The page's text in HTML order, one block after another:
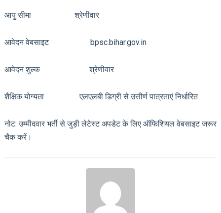
आयु सीमा श्रेणीवार
आवेदन वेबसाइट bpsc.bihar.gov.in
आवेदन शुल्क श्रेणीवार
शैक्षिक योग्यता एलएलबी डिग्री से उत्तीर्ण पात्रताएं निर्धारित
नोट: उम्मीदवार भर्ती से जुड़ी लेटेस्ट अपडेट के लिए ऑफिशियल वेबसाइट जरूर
चैक करें।